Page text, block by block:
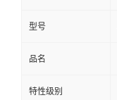
型号
品名
特性级别